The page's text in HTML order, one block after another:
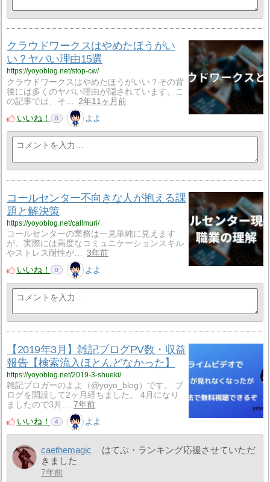
クラウドワークスはやめたほうがい
い？ヤバい理由15選
https://yoyoblog.net/stop-cw/
クラウドワークスはやめたほうがいい？その背
後には多くのヤバい理由が隠されています。こ
の記事では、そ…
2年11ヶ月前
いいね！
0 よよ
コールセンター不向きな人が抱える課
題と解決策
https://yoyoblog.net/callmuri/
コールセンターの業務は一見単純に見えます
が、実際には高度なコミュニケーションスキル
やストレス耐性が…
3年前
いいね！
0 よよ
【2019年3月】雑記ブログPV数・収益
報告【検索流入ほとんどなかった】
https://yoyoblog.net/2019-3-shueki/
雑記ブロガーのよよ（@yoyo_blog）です。 ブ
ログを開設して2ヶ月経ちました。 4月になり
ましたので3月... 7年前
いいね！
4 よよ
caethemagic
はてぶ・ランキング応援させていただ
きました
7年前